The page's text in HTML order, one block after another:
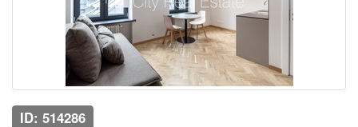
ID: 514286